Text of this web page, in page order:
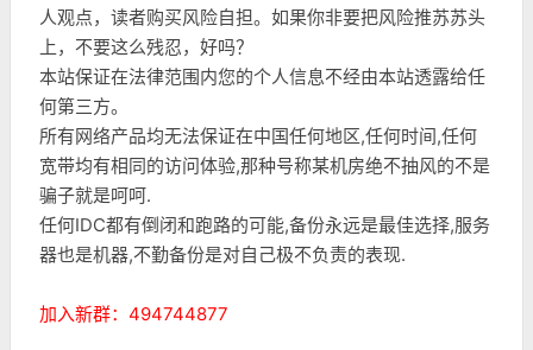
人观点，读者购买风险自担。如果你非要把风险推苏苏头
上，不要这么残忍，好吗？
本站保证在法律范围内您的个人信息不经由本站透露给任
何第三方。
所有网络产品均无法保证在中国任何地区,任何时间,任何
宽带均有相同的访问体验,那种号称某机房绝不抽风的不是
骗子就是呵呵.
任何IDC都有倒闭和跑路的可能,备份永远是最佳选择,服务
器也是机器,不勤备份是对自己极不负责的表现.
加入新群：494744877